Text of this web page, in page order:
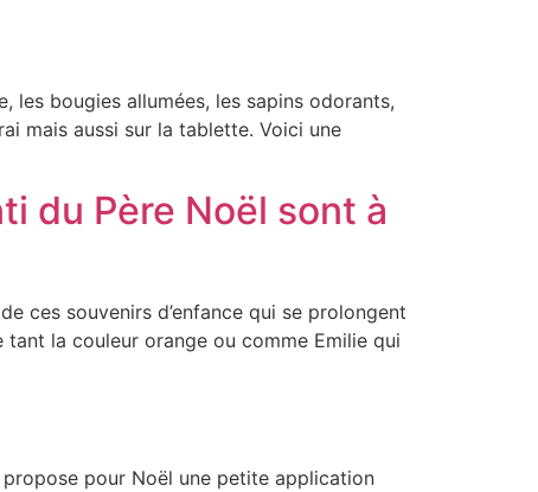
les bougies allumées, les sapins odorants,
mais aussi sur la tablette. Voici une
du Père Noël sont à
ces souvenirs d’enfance qui se prolongent
tant la couleur orange ou comme Emilie qui
pour Noël une petite application